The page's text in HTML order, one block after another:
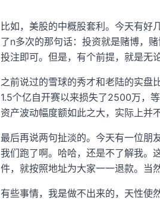
比如，美股的中概股套利。今天有好
了n多次的那句话：投资就是赌博，
投注即可。但是，有个前提，就是无
之前说过的雪球的秀才和老陆的实盘
1.5个亿自开赛以来损失了2500万，
资产波动幅度额如此之大，实际上并
最后再说两句扯淡的。今天有一位朋
我们跑了啊。哈哈，还是不了解我。
件，就按照地址为大家一一退款。当
有些事情，我是做不出来的，天性使然